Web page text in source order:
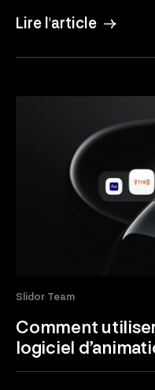
Lire l'article →
Slidor Team
Comment
logiciel